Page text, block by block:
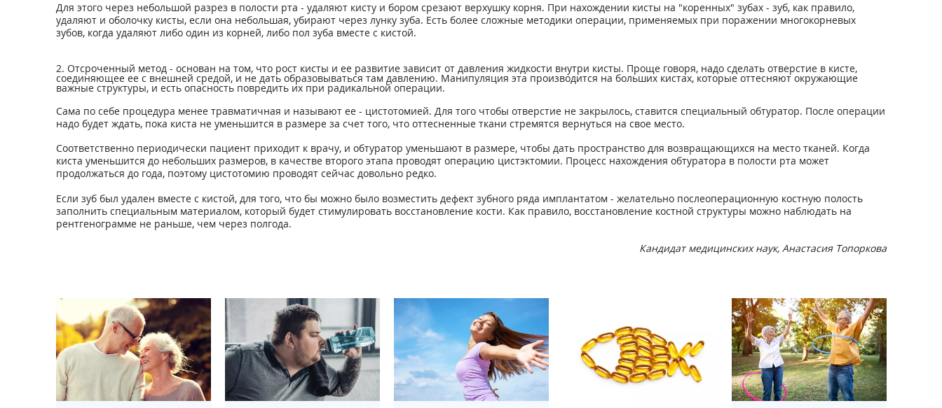
Для этого через небольшой разрез в полости рта - удаляют кисту и бором срезают верхушку корня. При нахождении кисты на "коренных" зубах - зуб, как правило,
удаляют и оболочку кисты, если она небольшая, убирают через лунку зуба. Есть более сложные методики операции, применяемых при поражении многокорневых
зубов, когда удаляют либо один из корней, либо пол зуба вместе с кистой.
2. Отсроченный метод - основан на том, что рост кисты и ее развитие зависит от давления жидкости внутри кисты. Проще говоря, надо сделать отверстие в кисте,
соединяющее ее с внешней средой, и не дать образовываться там давлению. Манипуляция эта производится на больших кистах, которые оттесняют окружающие
важные структуры, и есть опасность повредить их при радикальной операции.
Сама по себе процедура менее травматичная и называют ее - цистотомией. Для того чтобы отверстие не закрылось, ставится специальный обтуратор. После операции
надо будет ждать, пока киста не уменьшится в размере за счет того, что оттесненные ткани стремятся вернуться на свое место.
Соответственно периодически пациент приходит к врачу, и обтуратор уменьшают в размере, чтобы дать пространство для возвращающихся на место тканей. Когда
киста уменьшится до небольших размеров, в качестве второго этапа проводят операцию цистэктомии. Процесс нахождения обтуратора в полости рта может
продолжаться до года, поэтому цистотомию проводят сейчас довольно редко.
Если зуб был удален вместе с кистой, для того, что бы можно было возместить дефект зубного ряда имплантатом - желательно послеоперационную костную полость
заполнить специальным материалом, который будет стимулировать восстановление кости. Как правило, восстановление костной структуры можно наблюдать на
рентгенограмме не раньше, чем через полгода.
Кандидат медицинских наук, Анастасия Топоркова